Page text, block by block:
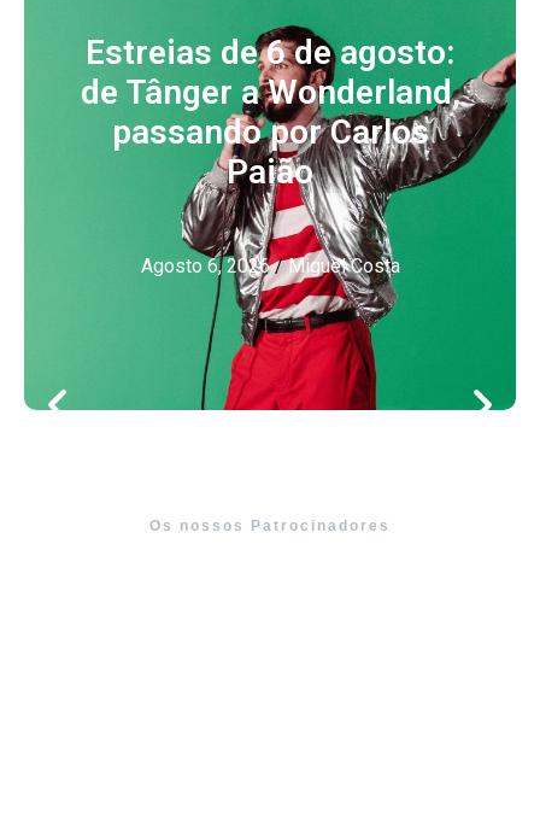
Estreias de 6 de agosto:
de Tânger a Wonderland,
passando por Carlos
Paião
Agosto 6, 2026 / Miguel Costa
Os nossos Patrocinadores